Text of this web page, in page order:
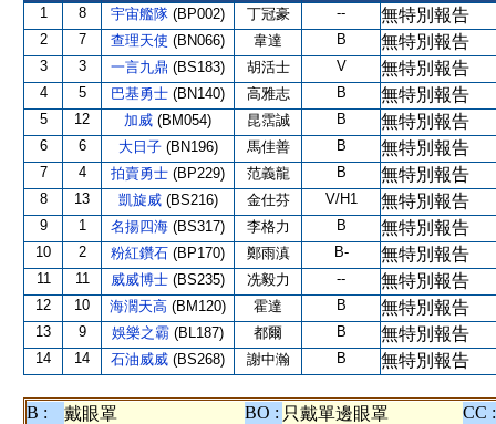
1
8 宇宙艦隊 (BP002) 丁冠豪 -- 無特別報告
2 7 查理天使 (BN066) 韋達 B 無特別報告
3 3 一言九鼎 (BS183) 胡活士 V 無特別報告
4 5 巴基勇士 (BN140) 高雅志 B 無特別報告
5 12 加威 (BM054) 昆霑誠 B 無特別報告
6 6 大日子 (BN196) 馬佳善 B 無特別報告
7 4 拍賣勇士 (BP229) 范義龍 B 無特別報告
8 13 凱旋威 (BS216) 金仕芬 V/H1 無特別報告
9 1 名揚四海 (BS317) 李格力 B 無特別報告
10 2 粉紅鑽石 (BP170) 鄭雨滇 B- 無特別報告
11 11 威威博士 (BS235) 冼毅力 -- 無特別報告
12 10 海濶天高 (BM120) 霍達 B 無特別報告
13 9 娛樂之霸 (BL187) 都爾 B 無特別報告
14 14 石油威威 (BS268) 謝中瀚 B 無特別報告
B : 戴眼罩 BO : 只戴單邊眼罩
CC :